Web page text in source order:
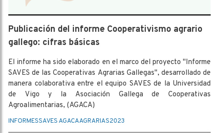
Publicación del informe Cooperativismo agrario
gallego: cifras básicas
El informe ha sido elaborado en el marco del proyecto "Informe
SAVES de las Cooperativas Agrarias Gallegas", desarrollado de
manera colaborativa entre el equipo SAVES de la Universidad
de Vigo y la Asociación Gallega de Cooperativas
Agroalimentarias, (AGACA)
INFORMESSAVES AGACAAGRARIAS2023